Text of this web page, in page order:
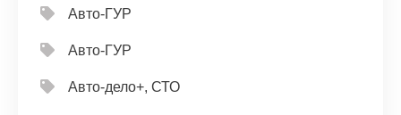
Авто-ГУР
Авто-ГУР
Авто-дело+, СТО